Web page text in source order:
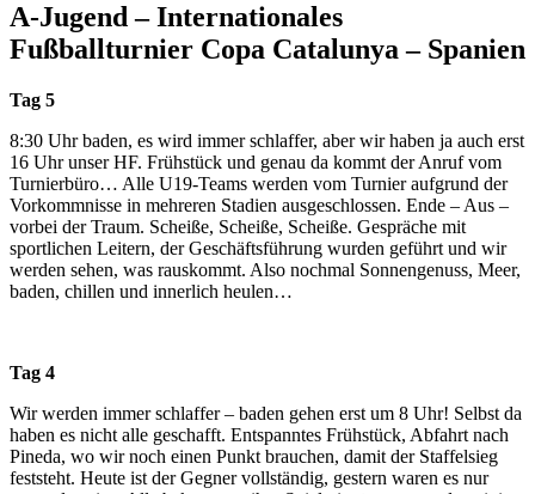
A-Jugend – Internationales
Fußballturnier Copa Catalunya – Spanien
Tag 5
8:30 Uhr baden, es wird immer schlaffer, aber wir haben ja auch erst
16 Uhr unser HF. Frühstück und genau da kommt der Anruf vom
Turnierbüro… Alle U19-Teams werden vom Turnier aufgrund der
Vorkommnisse in mehreren Stadien ausgeschlossen. Ende – Aus –
vorbei der Traum. Scheiße, Scheiße, Scheiße. Gespräche mit
sportlichen Leitern, der Geschäftsführung wurden geführt und wir
werden sehen, was rauskommt. Also nochmal Sonnengenuss, Meer,
baden, chillen und innerlich heulen…
Tag 4
Wir werden immer schlaffer – baden gehen erst um 8 Uhr! Selbst da
haben es nicht alle geschafft. Entspanntes Frühstück, Abfahrt nach
Pineda, wo wir noch einen Punkt brauchen, damit der Staffelsieg
feststeht. Heute ist der Gegner vollständig, gestern waren es nur